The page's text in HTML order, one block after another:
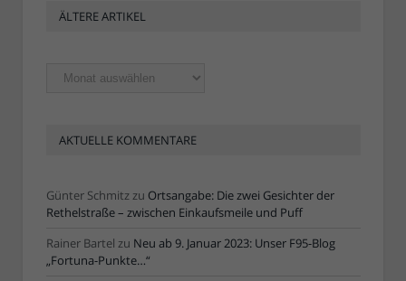
ÄLTERE ARTIKEL
Ältere
Artikel
AKTUELLE KOMMENTARE
Günter Schmitzzu Ortsangabe: Die zwei Gesichter der
Rethelstraße – zwischen Einkaufsmeile und Puff
Rainer Bartel zu Neu ab 9. Januar 2023: Unser F95-Blog
„Fortuna-Punkte…“